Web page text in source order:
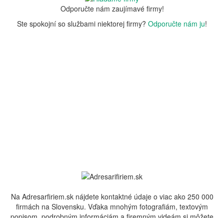
Odporučte nám zaujímavé firmy!
Ste spokojní so službami niektorej firmy? Odporučte nám ju!
Na Adresarfiriem.sk nájdete kontaktné údaje o viac ako 250 000
firmách na Slovensku. Vďaka mnohým fotografiám, textovým